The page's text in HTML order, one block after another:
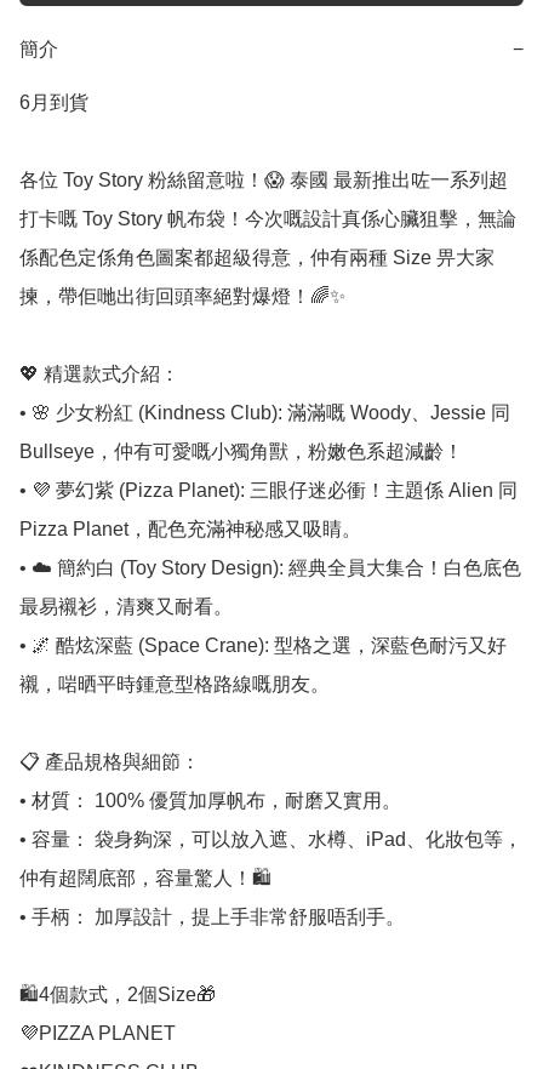
簡介 −
6月到貨
各位 Toy Story 粉絲留意啦！😱 泰國 最新推出咗一系列超
打卡嘅 Toy Story 帆布袋！今次嘅設計真係心臟狙擊，無論
係配色定係角色圖案都超級得意，仲有兩種 Size 畀大家
揀，帶佢哋出街回頭率絕對爆燈！🌈✨
💖 精選款式介紹：
• 🌸 少女粉紅 (Kindness Club): 滿滿嘅 Woody、Jessie 同
Bullseye，仲有可愛嘅小獨角獸，粉嫩色系超減齡！
• 💜 夢幻紫 (Pizza Planet): 三眼仔迷必衝！主題係 Alien 同
Pizza Planet，配色充滿神秘感又吸睛。
• ☁️ 簡約白 (Toy Story Design): 經典全員大集合！白色底色
最易襯衫，清爽又耐看。
• 🌌 酷炫深藍 (Space Crane): 型格之選，深藍色耐污又好
襯，啱晒平時鍾意型格路線嘅朋友。
📋 產品規格與細節：
• 材質： 100% 優質加厚帆布，耐磨又實用。
• 容量： 袋身夠深，可以放入遮、水樽、iPad、化妝包等，
仲有超闊底部，容量驚人！🛍️
• 手柄： 加厚設計，提上手非常舒服唔刮手。
🛍️4個款式，2個Size🎁
💜PIZZA PLANET